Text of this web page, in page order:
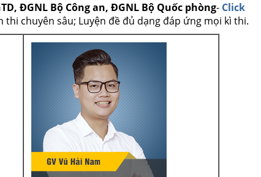
ĐGNL Bộ Công an, ĐGNL Bộ Quốc phòng- Click
thi chuyên sâu; Luyện đề đủ dạng đáp ứng mọi kì thi.